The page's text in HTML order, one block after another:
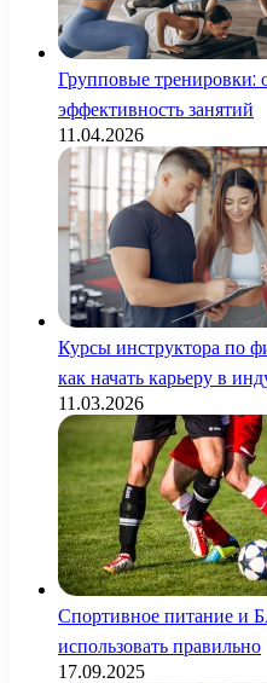
Групповые тренировки:
эффективность занятий
11.04.2026
Курсы инструктора по
как начать карьеру в
11.03.2026
Спортивное питание и
использовать правильно
17.09.2025